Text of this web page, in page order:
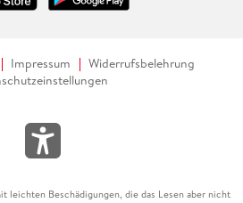
Impressum
Widerrufsbelehrung
leichten Beschädigungen, die das Lesen aber nicht